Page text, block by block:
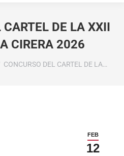
CARTEL DE LA XXII
CIRERA 2026
CONCURSO DEL CARTEL DE LA…
FEB
12